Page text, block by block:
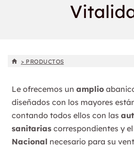
> PRODUCTOS
Le ofrecemos un amplio
diseñados con los mayores
contando todos ellos con las
sanitarias correspondientes y el
Nacional necesario para su